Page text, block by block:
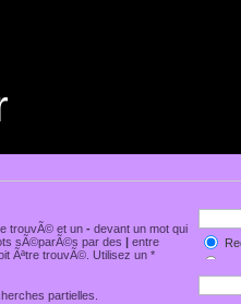
trouvÃ© et un- devant un mot qui
sÃ©parÃ©s par des| entre
Ãªtre trouvÃ©. Utilisez un *
partielles.